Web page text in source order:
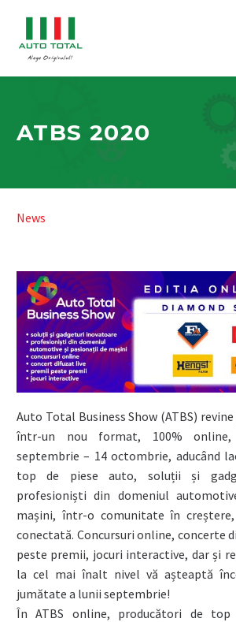
ATBS 2020
News
Auto Total Business Show (ATBS)
într-un nou format, 100%
septembrie – 14 octombrie, aducând
top de piese auto, soluții și
profesioniști din domeniul
mașini, într-o comunitate în
conectată. Concursuri online, concerte
peste premii, jocuri interactive, dar și
la cel mai înalt nivel vă așteaptă
jumătate a lunii septembrie!
În ATBS online, producători de